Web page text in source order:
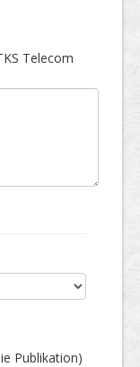
Telecom
Publikation)